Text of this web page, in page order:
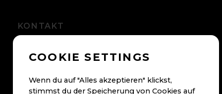
KONTAKT
kontakt@maybaum.ch
Kontaktformular
COOKIE SETTINGS
Wenn du auf "Alles akzeptieren" klickst,
stimmst du der Speicherung von Cookies auf